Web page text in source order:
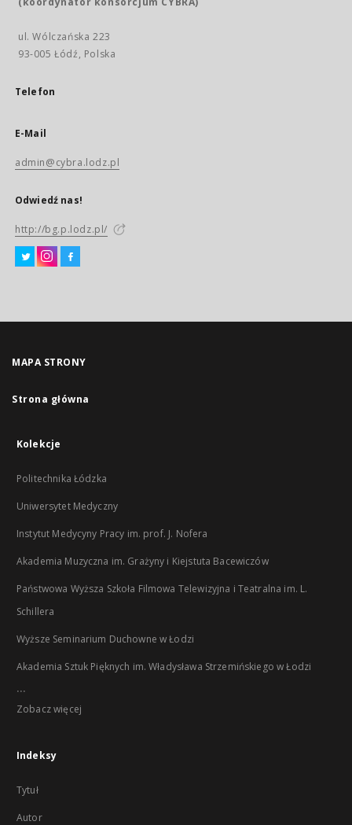
ul. Wólczańska 223
93-005 Łódź, Polska
Telefon
E-Mail
admin@cybra.lodz.pl
Odwiedź nas!
http://bg.p.lodz.pl/
MAPA STRONY
Strona główna
Kolekcje
Politechnika Łódzka
Uniwersytet Medyczny
Instytut Medycyny Pracy im. prof. J. Nofera
Akademia Muzyczna im. Grażyny i Kiejstuta Bacewiczów
Państwowa Wyższa Szkoła Filmowa Telewizyjna i Teatralna im. L.
Schillera
Wyższe Seminarium Duchowne w Łodzi
Akademia Sztuk Pięknych im. Władysława Strzemińskiego w Łodzi
...
Zobacz więcej
Indeksy
Tytuł
Autor